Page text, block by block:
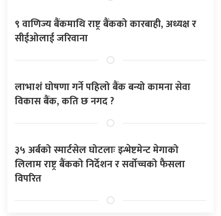
९ वाणिज्य बैंकमाथि राष्ट्र बैंकको कारबाही, अध्यक्ष र
सीईओलाई जरिवाना
लाभाशं घोषणा गर्ने पहिलो बैंक बन्यो कामना सेवा
विकास बैंक, कति छ नगद ?
३५ अर्बको स्मार्टसेल घोटलाः इन्भेष्टमेन्ट मेगाको
लिलाम राष्ट्र बैंकको निर्देशन र सर्वोच्चको फैसला
विपरित